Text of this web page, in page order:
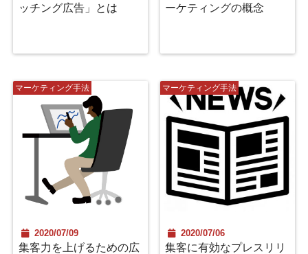
ッチング広告」とは
ーケティングの概念
マーケティング手法
2020/07/09
集客力を上げるための広
マーケティング手法
2020/07/06
集客に有効なプレスリリ